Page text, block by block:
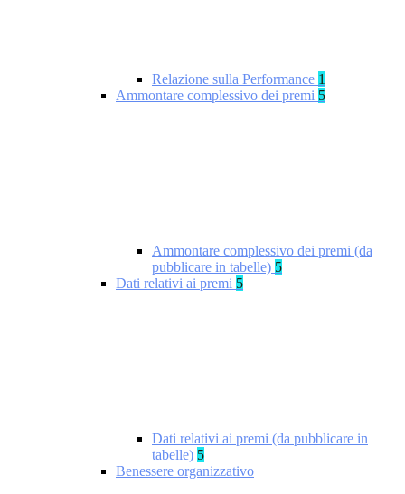
Relazione sulla Performance 1
Ammontare complessivo dei premi 5
Ammontare complessivo dei premi (da
pubblicare in tabelle) 5
Dati relativi ai premi 5
Dati relativi ai premi (da pubblicare in
tabelle) 5
Benessere organizzativo